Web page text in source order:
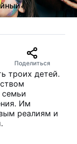
Поделиться
троих детей.
Им
реалиям и